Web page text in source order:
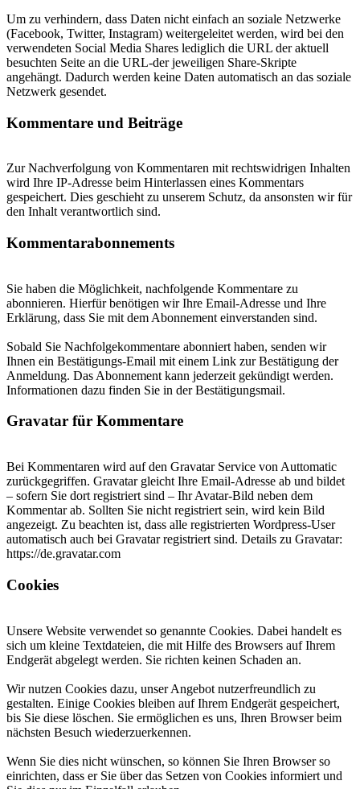
Um zu verhindern, dass Daten nicht einfach an soziale Netzwerke
(Facebook, Twitter, Instagram) weitergeleitet werden, wird bei den
verwendeten Social Media Shares lediglich die URL der aktuell
besuchten Seite an die URL-der jeweiligen Share-Skripte
angehängt. Dadurch werden keine Daten automatisch an das soziale
Netzwerk gesendet.
Kommentare und Beiträge
Zur Nachverfolgung von Kommentaren mit rechtswidrigen Inhalten
wird Ihre IP-Adresse beim Hinterlassen eines Kommentars
gespeichert. Dies geschieht zu unserem Schutz, da ansonsten wir für
den Inhalt verantwortlich sind.
Kommentarabonnements
Sie haben die Möglichkeit, nachfolgende Kommentare zu
abonnieren. Hierfür benötigen wir Ihre Email-Adresse und Ihre
Erklärung, dass Sie mit dem Abonnement einverstanden sind.
Sobald Sie Nachfolgekommentare abonniert haben, senden wir
Ihnen ein Bestätigungs-Email mit einem Link zur Bestätigung der
Anmeldung. Das Abonnement kann jederzeit gekündigt werden.
Informationen dazu finden Sie in der Bestätigungsmail.
Gravatar für Kommentare
Bei Kommentaren wird auf den Gravatar Service von Auttomatic
zurückgegriffen. Gravatar gleicht Ihre Email-Adresse ab und bildet
– sofern Sie dort registriert sind – Ihr Avatar-Bild neben dem
Kommentar ab. Sollten Sie nicht registriert sein, wird kein Bild
angezeigt. Zu beachten ist, dass alle registrierten Wordpress-User
automatisch auch bei Gravatar registriert sind. Details zu Gravatar:
https://de.gravatar.com
Cookies
Unsere Website verwendet so genannte Cookies. Dabei handelt es
sich um kleine Textdateien, die mit Hilfe des Browsers auf Ihrem
Endgerät abgelegt werden. Sie richten keinen Schaden an.
Wir nutzen Cookies dazu, unser Angebot nutzerfreundlich zu
gestalten. Einige Cookies bleiben auf Ihrem Endgerät gespeichert,
bis Sie diese löschen. Sie ermöglichen es uns, Ihren Browser beim
nächsten Besuch wiederzuerkennen.
Wenn Sie dies nicht wünschen, so können Sie Ihren Browser so
einrichten, dass er Sie über das Setzen von Cookies informiert und